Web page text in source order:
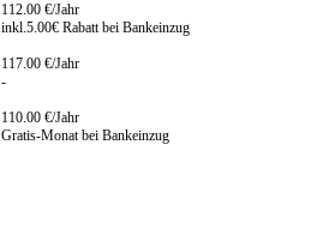
112.00 €/Jahr
inkl.5.00€ Rabatt bei Bankeinzug
117.00 €/Jahr
-
110.00 €/Jahr
Gratis-Monat bei Bankeinzug